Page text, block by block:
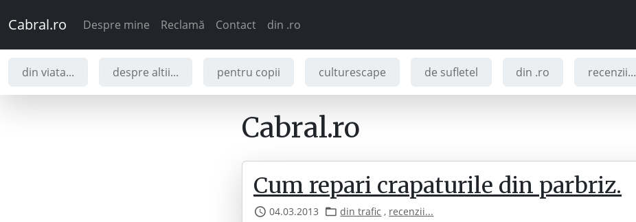
Cabral.ro Despre mine Reclamă Contact din .ro
din viata... despre altii... pentru copii culturescape de sufletel din .ro recenzii...
Cabral.ro
Cum repari crapaturile din parbriz.
04.03.2013 din trafic , recenzii...